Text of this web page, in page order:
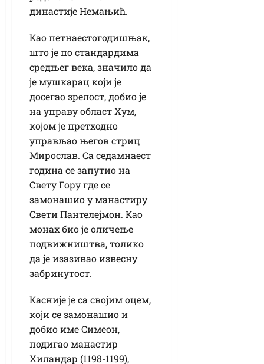
династије Немањић.
Као петнаестогодишњак,
што је по стандардима
средњег века, значило да
је мушкарац који је
досегао зрелост, добио је
на управу област Хум,
којом је претходно
управљао његов стриц
Мирослав. Са седамнаест
година се запутио на
Свету Гору где се
замонашио у манастиру
Свети Пантелејмон. Као
монах био је оличење
подвижништва, толико
да је изазивао извесну
забринутост.
Касније је са својим оцем,
који се замонашио и
добио име Симеон,
подигао манастир
Хиландар (1198-1199),